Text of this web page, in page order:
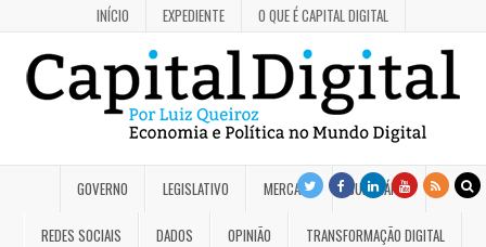
INÍCIO EXPEDIENTE O QUE É CAPITAL DIGITAL
GOVERNO LEGISLATIVO MERCADO JUDICIÁRIO
REDES SOCIAIS DADOS OPINIÃO TRANSFORMAÇÃO DIGITAL